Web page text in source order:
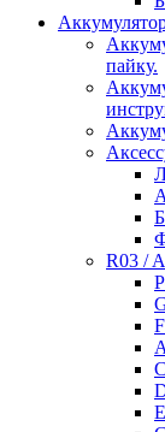
пайку.
R03 /